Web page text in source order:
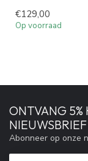
€129,00
Op voorraad
ONTVANG
NIEUWSBRIEF
Abonneer op onze